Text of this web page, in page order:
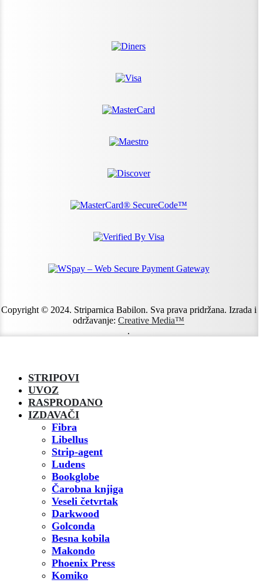
Copyright © 2024. Striparnica Babilon. Sva prava pridržana. Izrada i
održavanje: Creative Media™
.
STRIPOVI
UVOZ
RASPRODANO
IZDAVAČI
Fibra
Libellus
Strip-agent
Ludens
Bookglobe
Čarobna knjiga
Veseli četvrtak
Darkwood
Golconda
Besna kobila
Makondo
Phoenix Press
Komiko